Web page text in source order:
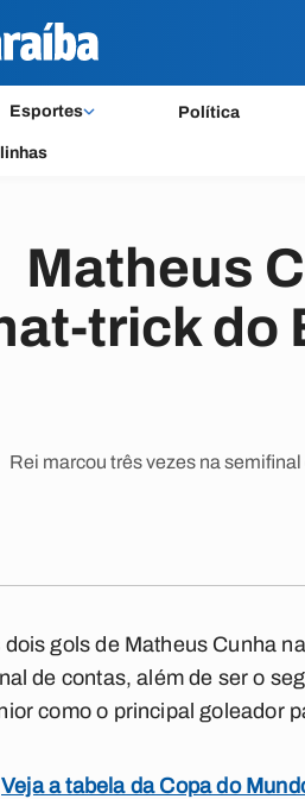
Esportes Política
Matheus
trick do
Rei marcou três vezes na
dois gols de Matheus Cunha
de contas, além de ser o
como o principal goleador
Veja a tabela da Copa do